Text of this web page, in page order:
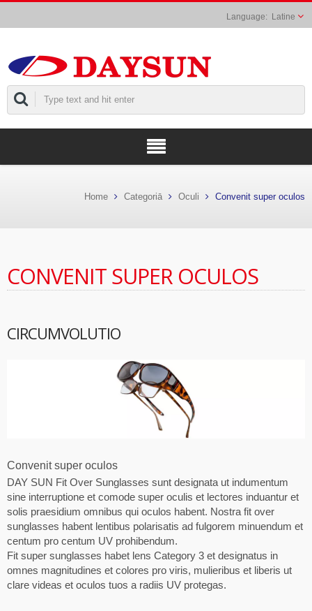
Latine
Home Categoriā Oculi Convenit super oculos
CONVENIT SUPER OCULOS
CIRCUMVOLUTIO
Convenit super oculos
DAY SUN Fit Over Sunglasses sunt designata ut indumentum
sine interruptione et comode super oculis et lectores induantur et
solis praesidium omnibus qui oculos habent. Nostra fit over
sunglasses habent lentibus polarisatis ad fulgorem minuendum et
centum pro centum UV prohibendum.
Fit super sunglasses habet lens Category 3 et designatus in
omnes magnitudines et colores pro viris, mulieribus et liberis ut
clare videas et oculos tuos a radiis UV protegas.